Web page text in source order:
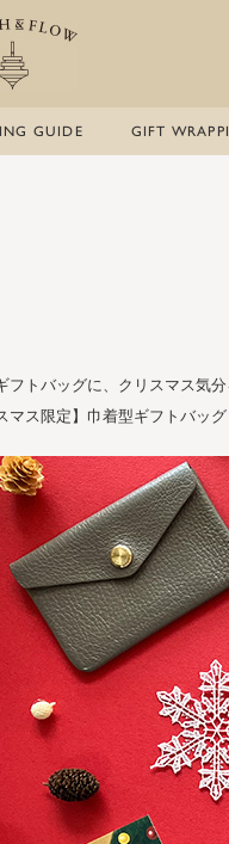
GUIDE GIFT
フトバッグに、クリスマス気
マス限定】巾着型ギフトバッ